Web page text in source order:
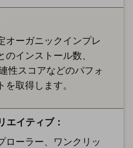
オーガニックインプレ
インストール数、
性スコアなどのパフォ
取得します。
エイティブ：
ローラー、ワンクリッ